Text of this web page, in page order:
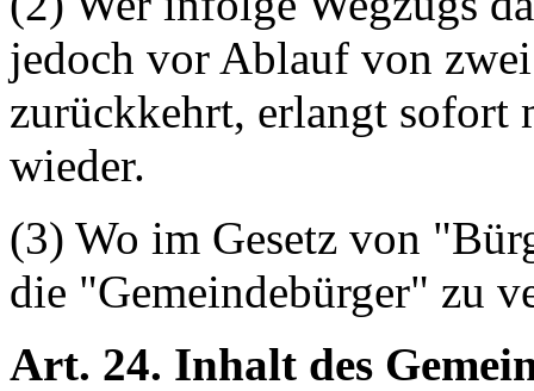
jedoch vor Ablauf von
zurückkehrt, erlangt sofort
wieder.
(3) Wo im Gesetz von
die "Gemeindebürger" zu
Art. 24. Inhalt des